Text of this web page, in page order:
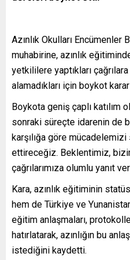
Azınlık Okulları Encümenler
muhabirine, azınlık
yetkililere yaptıkları
alamadıkları için boykot
Boykota geniş çaplı katılım
sonraki süreçte idarenin de
karşılığa göre
ettireceğiz. Beklentimiz,
çağrılarımıza olumlu yanıt
Kara, azınlık eğitiminin
hem de Türkiye ve
eğitim anlaşmaları,
hatırlatarak, azınlığın bu
istediğini kaydetti.